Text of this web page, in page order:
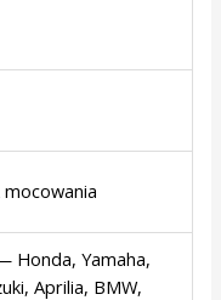
Honda, Yamaha,
Aprilia, BMW,